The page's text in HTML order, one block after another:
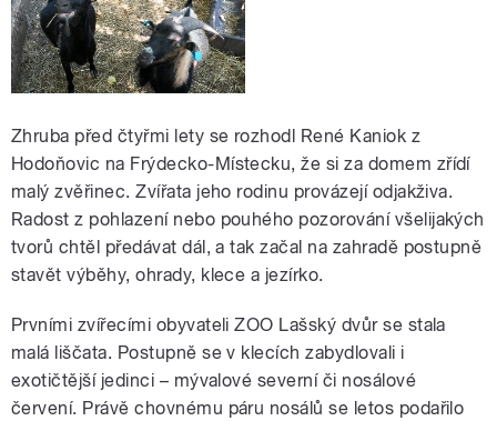
Zhruba před čtyřmi lety se rozhodl René Kaniok z
Hodoňovic na Frýdecko-Místecku, že si za domem zřídí
malý zvěřinec. Zvířata jeho rodinu provázejí odjakživa.
Radost z pohlazení nebo pouhého pozorování všelijakých
tvorů chtěl předávat dál, a tak začal na zahradě postupně
stavět výběhy, ohrady, klece a jezírko.
Prvními zvířecími obyvateli ZOO Lašský dvůr se stala
malá liščata. Postupně se v klecích zabydlovali i
exotičtější jedinci – mývalové severní či nosálové
červení. Právě chovnému páru nosálů se letos podařilo